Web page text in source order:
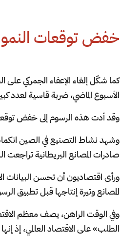
خفض توقعات
الأسبوع الماضي، ضربة قاسية لعدد
وقد أدت هذه الرسوم إلى خفض
صادرات المصانع البريطانية
ورأى اقتصاديون أن تحسن البيانات
المصانع وتيرة إنتاجها قبل تطبيق
وفي الوقت الراهن، يصف معظم
الطلب» على الاقتصاد العالمي، إذ